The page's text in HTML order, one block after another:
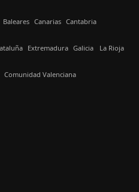
Baleares Canarias Cantabria
Extremadura Galicia La Rioja
Comunidad Valenciana